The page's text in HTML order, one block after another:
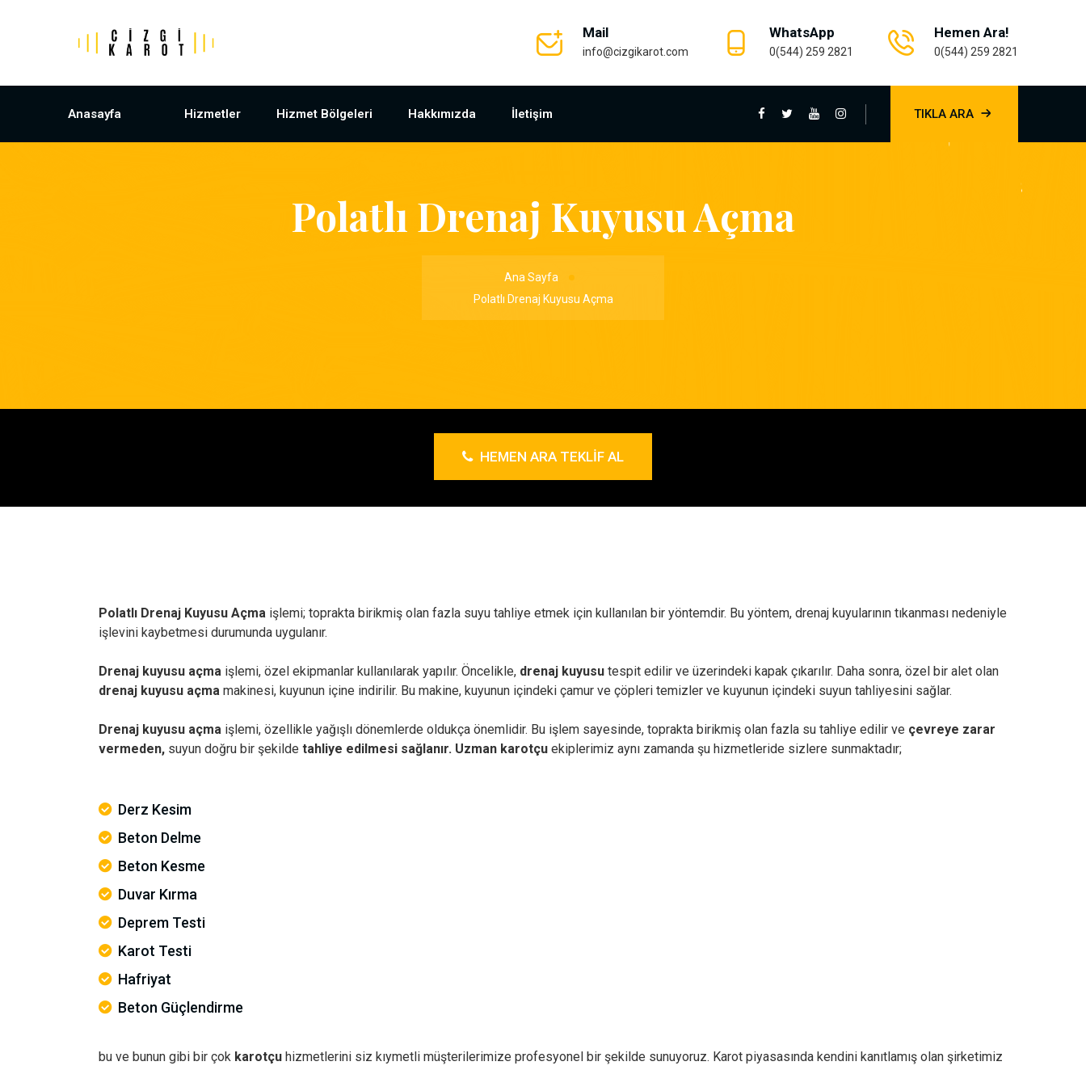
Mail
info@cizgikarot.com
WhatsApp
0(544) 259 2821
Hemen Ara!
0(544) 259 2821
Anasayfa Hizmetler Hizmet Bölgeleri Hakkımızda İletişim TIKLA ARA
Polatlı Drenaj Kuyusu Açma
Ana Sayfa
Polatlı Drenaj Kuyusu Açma
HEMEN ARA TEKLIF AL
Polatlı Drenaj Kuyusu Açma işlemi; toprakta birikmiş olan fazla suyu tahliye etmek için kullanılan bir yöntemdir. Bu yöntem, drenaj kuyularının tıkanması nedeniyle
işlevini kaybetmesi durumunda uygulanır.
Drenaj kuyusu açma işlemi, özel ekipmanlar kullanılarak yapılır. Öncelikle, drenaj kuyusu tespit edilir ve üzerindeki kapak çıkarılır. Daha sonra, özel bir alet olan
drenaj kuyusu açma makinesi, kuyunun içine indirilir. Bu makine, kuyunun içindeki çamur ve çöpleri temizler ve kuyunun içindeki suyun tahliyesini sağlar.
Drenaj kuyusu açma işlemi, özellikle yağışlı dönemlerde oldukça önemlidir. Bu işlem sayesinde, toprakta birikmiş olan fazla su tahliye edilir ve çevreye zarar
vermeden, suyun doğru bir şekilde tahliye edilmesi sağlanır. Uzman karotçu ekiplerimiz aynı zamanda şu hizmetleride sizlere sunmaktadır;
Derz Kesim
Beton Delme
Beton Kesme
Duvar Kırma
Deprem Testi
Karot Testi
Hafriyat
Beton Güçlendirme
bu ve bunun gibi bir çok karotçu hizmetlerini siz kıymetli müşterilerimize profesyonel bir şekilde sunuyoruz. Karot piyasasında kendini kanıtlamış olan şirketimiz